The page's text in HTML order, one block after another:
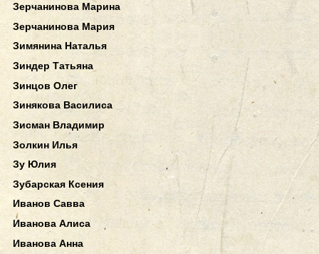
Зерчанинова Марина
Зерчанинова Мария
Зимянина Наталья
Зиндер Татьяна
Зинцов Олег
Зинякова Василиса
Зисман Владимир
Золкин Илья
Зу Юлия
Зубарская Ксения
Иванов Савва
Иванова Алиса
Иванова Анна